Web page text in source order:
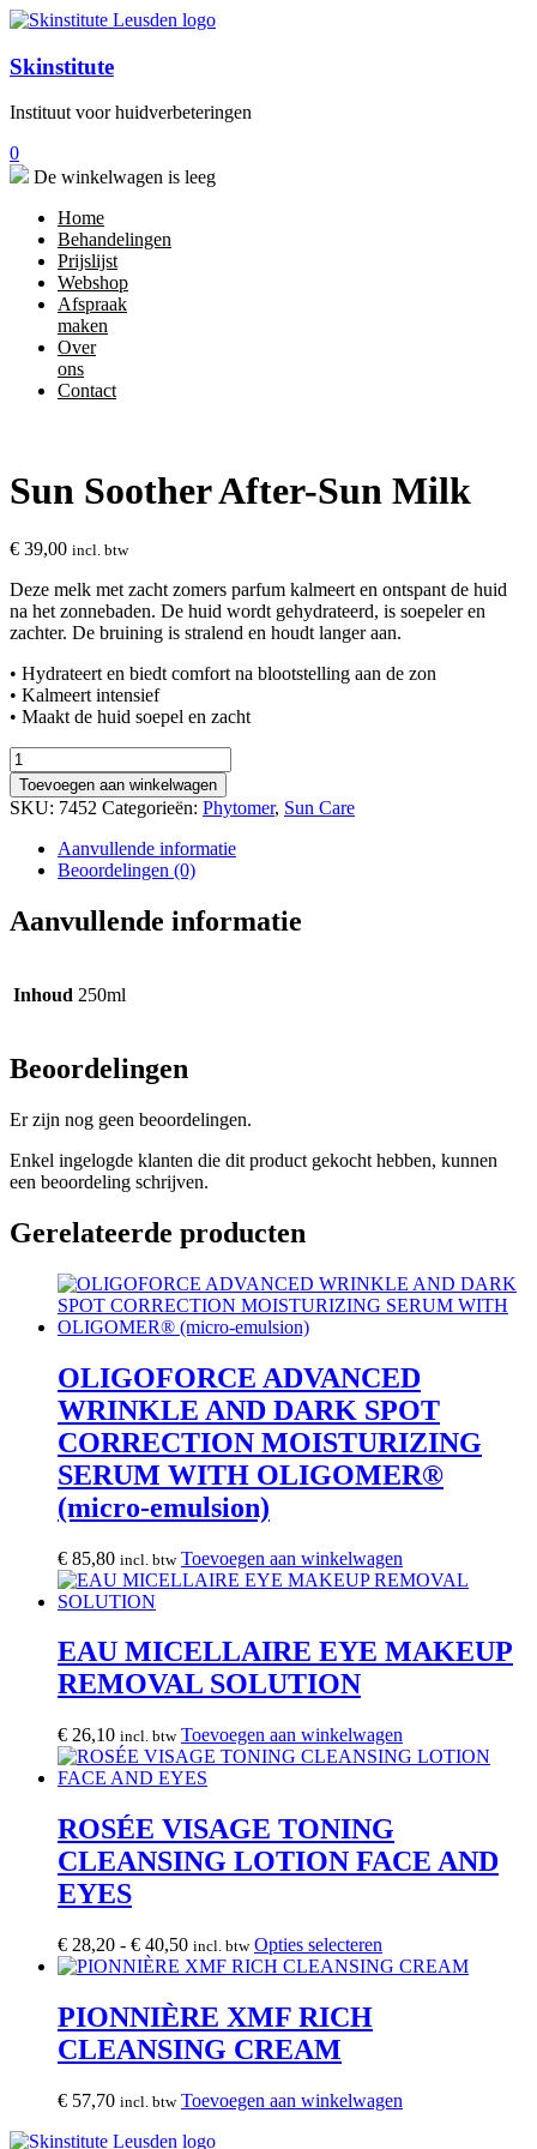
Skinstitute
Instituut voor huidverbeteringen
0
De winkelwagen is leeg
Home
Behandelingen
Prijslijst
Webshop
Afspraak
maken
Over
ons
Contact
Sun Soother After-Sun Milk
€ 39,00 incl. btw
Deze melk met zacht zomers parfum kalmeert en ontspant de huid
na het zonnebaden. De huid wordt gehydrateerd, is soepeler en
zachter. De bruining is stralend en houdt langer aan.
• Hydrateert en biedt comfort na blootstelling aan de zon
• Kalmeert intensief
• Maakt de huid soepel en zacht
Sun
Soother
After-
Sun
Milk
aantal
Toevoegen aan winkelwagen
SKU: 7452 Categorieën: Phytomer, Sun Care
Aanvullende informatie
Beoordelingen (0)
Aanvullende informatie
Inhoud 250ml
Beoordelingen
Er zijn nog geen beoordelingen.
Enkel ingelogde klanten die dit product gekocht hebben, kunnen
een beoordeling schrijven.
Gerelateerde producten
OLIGOFORCE ADVANCED
WRINKLE AND DARK SPOT
CORRECTION MOISTURIZING
SERUM WITH OLIGOMER®
(micro-emulsion)
€ 85,80 incl. btw Toevoegen aan winkelwagen
EAU MICELLAIRE EYE MAKEUP
REMOVAL SOLUTION
€ 26,10 incl. btw Toevoegen aan winkelwagen
ROSÉE VISAGE TONING
CLEANSING LOTION FACE AND
EYES
€ 28,20 - € 40,50Prijsklasse:
€ 28,20
€ 40,50
incl. btw Opties selecteren
product
kan
gekozen
PIONNIÈRE XMF RICH
CLEANSING CREAM
€ 57,70 incl. btw Toevoegen aan winkelwagen